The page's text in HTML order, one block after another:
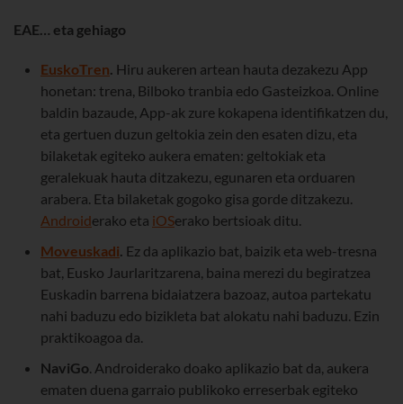
EAE… eta gehiago
EuskoTren. Hiru aukeren artean hauta dezakezu App
honetan: trena, Bilboko tranbia edo Gasteizkoa. Online
baldin bazaude, App-ak zure kokapena identifikatzen du,
eta gertuen duzun geltokia zein den esaten dizu, eta
bilaketak egiteko aukera ematen: geltokiak eta
geralekuak hauta ditzakezu, egunaren eta orduaren
arabera. Eta bilaketak gogoko gisa gorde ditzakezu.
Androiderako eta iOSerako bertsioak ditu.
Moveuskadi. Ez da aplikazio bat, baizik eta web-tresna
bat, Eusko Jaurlaritzarena, baina merezi du begiratzea
Euskadin barrena bidaiatzera bazoaz, autoa partekatu
nahi baduzu edo bizikleta bat alokatu nahi baduzu. Ezin
praktikoagoa da.
NaviGo. Androiderako doako aplikazio bat da, aukera
ematen duena garraio publikoko erreserbak egiteko